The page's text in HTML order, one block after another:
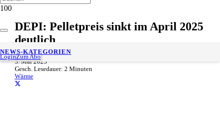
LoginZum Abo
NEWS-KATEGORIEN
DEPI: Pelletpreis sinkt im April 2025
deutlich
5. Mai 2025
Gesch. Lesedauer: 2 Minuten
Wärme